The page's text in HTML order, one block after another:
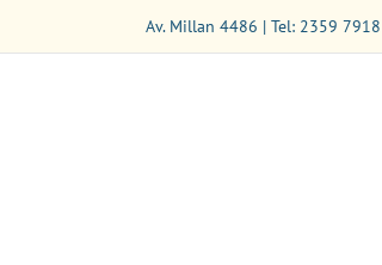
contenido
Av. Millan 4486 | Tel: 2359 7918